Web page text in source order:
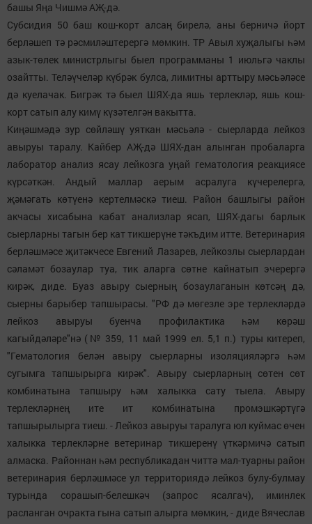
башы Яңа Чишмә АҖ-дә.
Субсидия 50 баш кош-корт алсаң бирелә, аны берничә йорт
берләшеп тә рәсмиләштерергә мөмкин. ТР Авыл хуҗалыгы һәм
азык-төлек министрлыгы быел программаны 1 июльгә чаклы
озайтты. Теләүчеләр күбрәк булса, лимитны арттыру мәсьәләсе
дә куелачак. Бигрәк тә быел ШЯХ-да яшь терлекләр, яшь кош-
корт сатып алу кимү күзәтелгән вакытта.
Киңәшмәдә зур сөйләшү уяткан мәсьәлә - сыерларда лейкоз
авыруы таралу. Кайбер АҖ-дә ШЯХ-дан алынган пробаларга
лаборатор анализ ясау лейкозга уңай гематология реакциясе
күрсәткән. Андый маллар аерым асралуга күчерелергә,
җәмәгать көтүенә кертелмәскә тиеш. Район башлыгы район
акчасы хисабына кабат анализлар ясап, ШЯХ-дагы барлык
сыерларны тагын бер кат тикшерүне тәкъдим итте. Ветеринария
берләшмәсе җитәкчесе Евгений Лазарев, лейкозлы сыерлардан
сәламәт бозаулар туа, тик аларга сөтне кайнатып эчерергә
кирәк, диде. Буаз авыру сыерның бозаулаганын көтсәң дә,
сыерны барыбер тапшырасы. "РФ дә мөгезле эре терлекләрдә
лейкоз авыруы буенча профилактика һәм көрәш
кагыйдәләре"нә (№ 359, 11 май 1999 ел. 5,1 п.) туры китереп,
"Гематология белән авыру сыерларны изоляцияләргә һәм
сугымга тапшырырга кирәк". Авыру сыерларның сөтен сөт
комбинатына тапшыру һәм халыкка сату тыела. Авыру
терлекләрнең ите ит комбинатына промэшкәртүгә
тапшырылырга тиеш. - Лейкоз авыруы таралуга юл куймас өчен
халыкка терлекләрне ветеринар тикшеренү үткәрмичә сатып
алмаска. Районнан һәм республикадан читтә мал-туарны район
ветеринария берләшмәсе ул территориядә лейкоз булу-булмау
турында сорашып-белешкәч (запрос ясалгач), иминлек
расланган очракта гына сатып алырга мөмкин, - диде Вячеслав